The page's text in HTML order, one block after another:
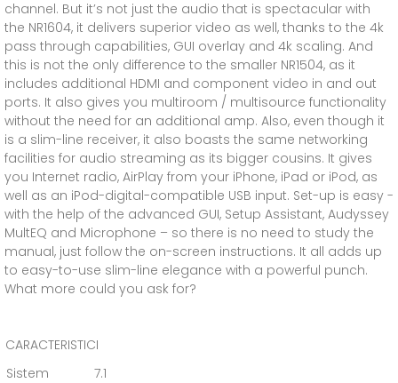
channel. But it’s not just the audio that is spectacular with
the NR1604, it delivers superior video as well, thanks to the 4k
pass through capabilities, GUI overlay and 4k scaling. And
this is not the only difference to the smaller NR1504, as it
includes additional HDMI and component video in and out
ports. It also gives you multiroom / multisource functionality
without the need for an additional amp. Also, even though it
is a slim-line receiver, it also boasts the same networking
facilities for audio streaming as its bigger cousins. It gives
you Internet radio, AirPlay from your iPhone, iPad or iPod, as
well as an iPod-digital-compatible USB input. Set-up is easy -
with the help of the advanced GUI, Setup Assistant, Audyssey
MultEQ and Microphone – so there is no need to study the
manual, just follow the on-screen instructions. It all adds up
to easy-to-use slim-line elegance with a powerful punch.
What more could you ask for?
CARACTERISTICI
Sistem
7.1